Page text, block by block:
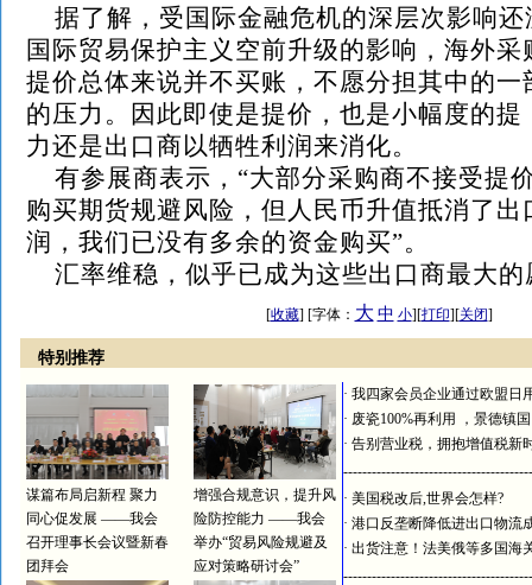
据了解，受国际金融危机的深层次影响还
国际贸易保护主义空前升级的影响，海外
提价总体来说并不买账，不愿分担其中的一
的压力。因此即使是提价，也是小幅度的
力还是出口商以牺牲利润来消化。
有参展商表示，“大部分采购商不接受提
购买期货规避风险，但人民币升值抵消了
润，我们已没有多余的资金购买”。
汇率维稳，似乎已成为这些出口商最大的
[收藏] [字体： 大 中 小][打印][关闭]
特别推荐
谋篇布局启新程 聚力
同心促发展 ——我会
召开理事长会议暨新春
团拜会
增强合规意识，提升风
险防控能力 ——我会
举办“贸易风险规避及
应对策略研讨会”
· 我四家会员企业通过欧盟日
· 废瓷100%再利用 ，景德镇
· 告别营业税，拥抱增值税新
· 美国税改后,世界会怎样?
· 港口反垄断降低进出口物流
· 出货注意！法美俄等多国海